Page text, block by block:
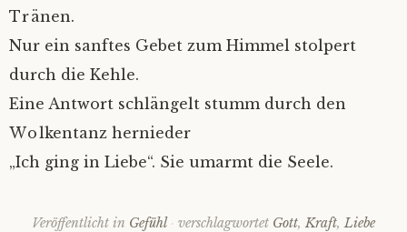
Tränen.
Nur ein sanftes Gebet zum Himmel stolpert
durch die Kehle.
Eine Antwort schlängelt stumm durch den
Wolkentanz hernieder
„Ich ging in Liebe“. Sie umarmt die Seele.
Veröffentlicht in Gefühl verschlagwortet Gott, Kraft, Liebe